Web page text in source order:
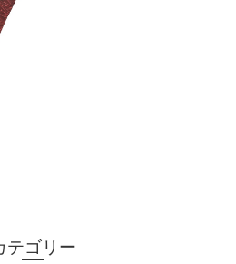
テゴリー